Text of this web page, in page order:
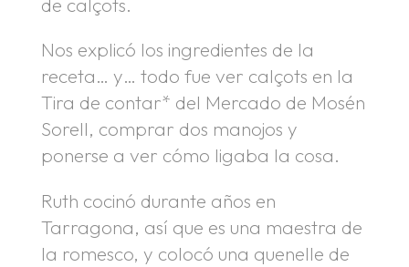
Nos explicó los ingredientes de la
receta… y… todo fue ver calçots en la
Tira de contar* del Mercado de Mosén
Sorell, comprar dos manojos y
ponerse a ver cómo ligaba la cosa.
Ruth cocinó durante años en
Tarragona, así que es una maestra de
la romesco, y colocó una quenelle de